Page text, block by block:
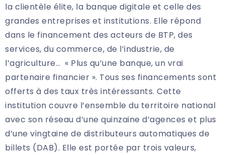
la clientèle élite, la banque digitale et celle des
grandes entreprises et institutions. Elle répond
dans le financement des acteurs de BTP, des
services, du commerce, de l’industrie, de
l’agriculture… « Plus qu’une banque, un vrai
partenaire financier ». Tous ses financements sont
offerts à des taux très intéressants. Cette
institution couvre l’ensemble du territoire national
avec son réseau d’une quinzaine d’agences et plus
d’une vingtaine de distributeurs automatiques de
billets (DAB). Elle est portée par trois valeurs,